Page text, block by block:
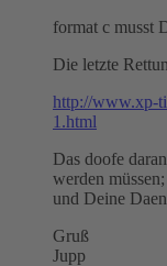
format c musst
Die letzte
http://www.xp-
1.html
Das doofe
werden
und Deine
Gruß
Jupp